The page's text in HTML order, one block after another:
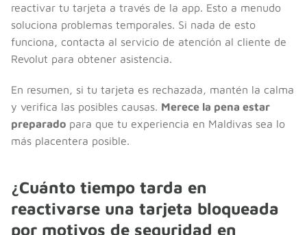
reactivar tu tarjeta a través de la app. Esto a menudo
soluciona problemas temporales. Si nada de esto
funciona, contacta al servicio de atención al cliente de
Revolut para obtener asistencia.
En resumen, si tu tarjeta es rechazada, mantén la calma
y verifica las posibles causas. Merece la pena estar
preparado para que tu experiencia en Maldivas sea lo
más placentera posible.
¿Cuánto tiempo tarda en
reactivarse una tarjeta bloqueada
por motivos de seguridad en